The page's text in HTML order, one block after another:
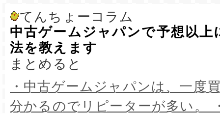
てんちょーコラム
中古ゲームジャパンで予想以上
法を教えます
まとめると
・中古ゲームジャパンは、一度
分かるのでリピーターが多い。